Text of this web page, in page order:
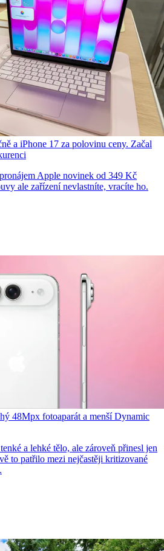
a iPhone 17 za polovinu ceny. Začal
Apple novinek od 349 Kč
ale zařízení nevlastníte, vracíte ho.
48Mpx fotoaparát a menší Dynamic
a lehké tělo, ale zároveň přinesl jen
to patřilo mezi nejčastěji kritizované